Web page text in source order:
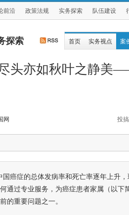
前沿 政策法规 实务探索 队伍建设
探索 首页 实务视点 案
头亦如秋叶之静美
网 投搞
国癌症的总体发病率和死亡率逐年上升
通过专业服务，为癌症患者家属（以下
的重要问题之一。